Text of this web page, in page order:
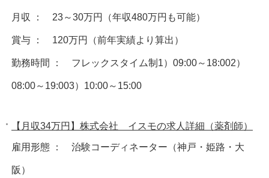
月収 ： 23～30万円（年収480万円も可能）
賞与 ： 120万円（前年実績より算出）
勤務時間 ： フレックスタイム制1）09:00～18:002）
08:00～19:003）10:00～15:00
【月収34万円】株式会社 イスモの求人詳細（薬剤師）
雇用形態 ： 治験コーディネーター（神戸・姫路・大
阪）